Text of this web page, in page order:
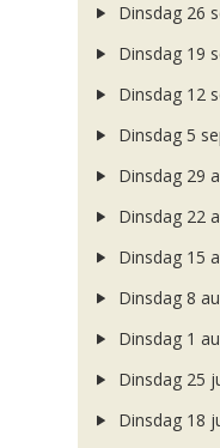
Dinsdag 26
Dinsdag 19
Dinsdag 12
Dinsdag 5
Dinsdag 29
Dinsdag 22
Dinsdag 15
Dinsdag 8
Dinsdag 1
Dinsdag 25
Dinsdag 18